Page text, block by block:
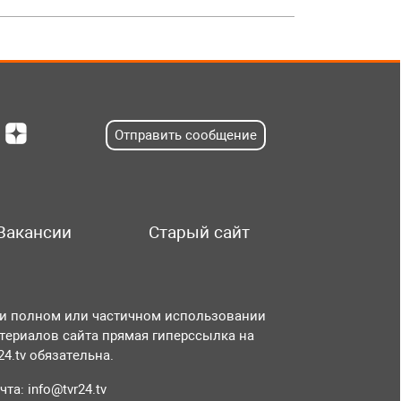
Отправить сообщение
Старый сайт
полном или частичном использовании
сайта прямая гиперссылка на
обязательна.
info@tvr24.tv